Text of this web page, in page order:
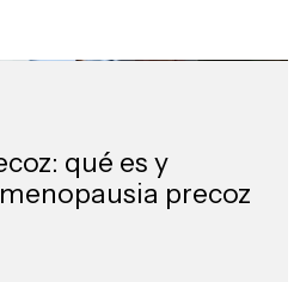
qué es y
precoz